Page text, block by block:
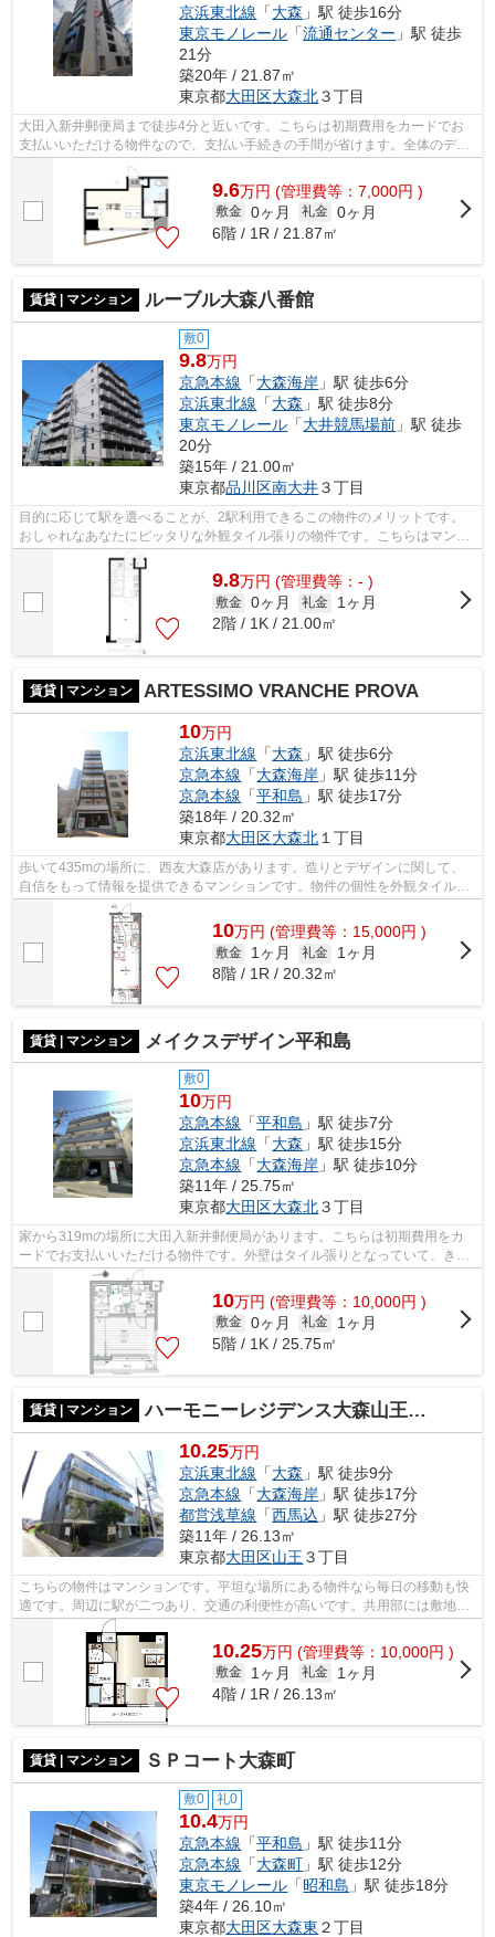
京浜東北線 「大森 」駅 徒歩16分
東京モノレール 「流通センター 」駅 徒歩
21分
築20年 / 21.87㎡
東京都大田区大森北３丁目
大田入新井郵便局まで徒歩4分と近いです。こちらは初期費用をカードでお
支払いいただける物件なので、支払い手続きの手間が省けます。全体のデザ
インの印象にも大きく影響する、外観タ...
9.6万円 (管理費等：7,000円 )
敷金 0ヶ月 礼金 0ヶ月
6階 / 1R / 21.87㎡
賃貸 | マンション ルーブル大森八番館
敷0
9.8万円
京急本線 「大森海岸 」駅 徒歩6分
京浜東北線 「大森 」駅 徒歩8分
東京モノレール 「大井競馬場前 」駅 徒歩
20分
築15年 / 21.00㎡
東京都品川区南大井３丁目
目的に応じて駅を選べることが、2駅利用できるこの物件のメリットです。
おしゃれなあなたにピッタリな外観タイル張りの物件です。こちらはマンシ
ョンタイプになります。共用部には敷地...
9.8万円 (管理費等：- )
敷金 0ヶ月 礼金
1ヶ月
2階 / 1K / 21.00㎡
賃貸 | マンション ARTESSIMO VRANCHE PROVA
10万円
京浜東北線 「大森 」駅 徒歩6分
京急本線 「大森海岸 」駅 徒歩11分
京急本線 「平和島 」駅 徒歩17分
築18年 / 20.32㎡
東京都大田区大森北 １丁目
歩いて435mの場所に、西友大森店があります。造りとデザインに関して、
自信をもって情報を提供できるマンションです。物件の個性を外観タイル張
りなら引き出すことができます。陽当た...
10万円 (管理費等：15,000円 )
敷金 1ヶ月 礼金
1ヶ月
8階 / 1R / 20.32㎡
賃貸 | マンション メイクスデザイン平和島
敷0
10万円
京急本線 「平和島 」駅 徒歩7分
京浜東北線 「大森 」駅 徒歩15分
京急本線 「大森海岸 」駅 徒歩10分
築11年 / 25.75㎡
東京都大田区大森北３丁目
家から319mの場所に大田入新井郵便局があります。こちらは初期費用をカ
ードでお支払いいただける物件です。外壁はタイル張りとなっていて、きれ
いな外観をしています。共用部には敷地...
10万円 (管理費等：10,000円 )
敷金 0ヶ月 礼金
1ヶ月
5階 / 1K / 25.75㎡
賃貸 | マンション ハーモニーレジデンス大森山王＃００２
10.25万円
京浜東北線 「大森 」駅 徒歩9分
京急本線 「大森海岸 」駅 徒歩17分
都営浅草線 「西馬込 」駅 徒歩27分
築11年 / 26.13㎡
東京都大田区山王 ３丁目
こちらの物件はマンションです。平坦な場所にある物件なら毎日の移動も快
適です。周辺に駅が二つあり、交通の利便性が高いです。共用部には敷地内
ごみ置き場・エレベータなどが揃って...
10.25万円 (管理費等：10,000円 )
敷金 1ヶ月 礼金
1ヶ月
4階 / 1R / 26.13㎡
賃貸 | マンション ＳＰコート大森町
敷0 礼0
10.4万円
京急本線 「平和島 」駅 徒歩11分
京急本線 「大森町 」駅 徒歩12分
東京モノレール 「昭和島 」駅 徒歩18分
築4年 / 26.10㎡
東京都大田区大森東 ２丁目